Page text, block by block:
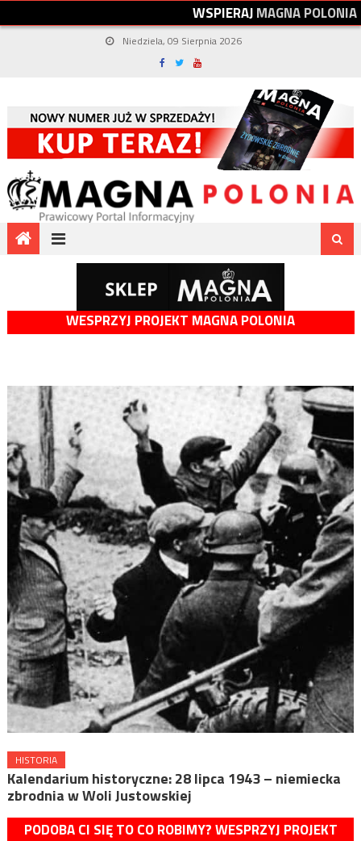
WSPIERAJMAGNAPOLONIA
Niedziela, 09 Sierpnia 2026
WESPRZYJ PROJEKT MAGNA POLONIA
HISTORIA
Kalendarium historyczne: 28 lipca 1943 – niemiecka
zbrodnia w Woli Justowskiej
PODOBA CI SIĘ TO CO ROBIMY? WESPRZYJ PROJEKT